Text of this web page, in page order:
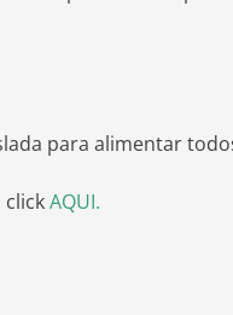
para alimentar
clickAQUI.